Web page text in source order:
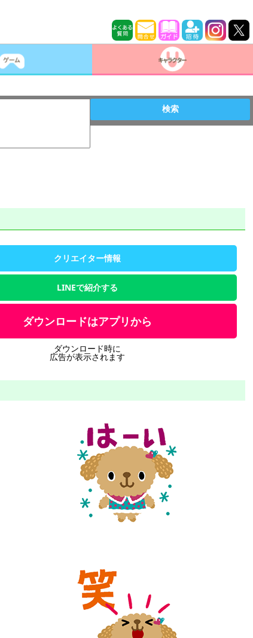
検索
クリエイター情報
LINEで紹介する
ダウンロードはアプリから
ダウンロード時に
広告が表示されます